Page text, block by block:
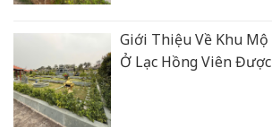
Giới Thiệu Về Khu
Ở Lạc Hồng Viên